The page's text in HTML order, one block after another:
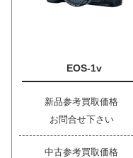
EOS-1v
新品参考買取価格
お問合せ下さい
中古参考買取価格